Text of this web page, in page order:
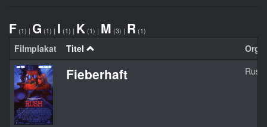
F (1) | G (1) | I (1) | K (1) | M (3) | R (1)
Filmplakat Titel
Fieberhaft Rush